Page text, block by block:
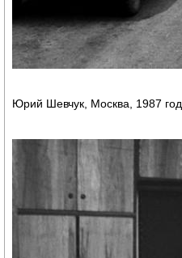
Юрий Шевчук, Москва, 1987 год.